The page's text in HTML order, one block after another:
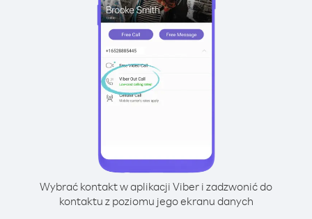
Wybrać kontakt w aplikacji Viber i zadzwonić do
kontaktu z poziomu jego ekranu danych